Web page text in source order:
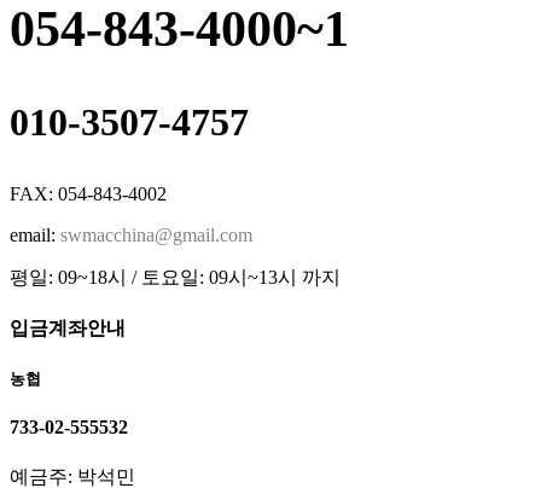
054-843-4000~1
010-3507-4757
FAX: 054-843-4002
email: swmacchina@gmail.com
평일: 09~18시 / 토요일: 09시~13시 까지
입금계좌안내
농협
733-02-555532
예금주: 박석민